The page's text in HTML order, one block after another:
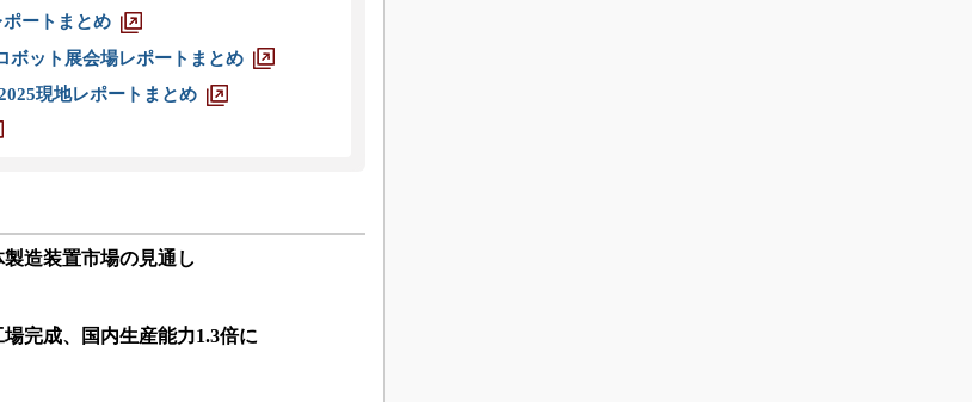
ートまとめ
ボット展会場レポートまとめ
現地レポートまとめ
造装置市場の見通し
完成、国内生産能力1.3倍に